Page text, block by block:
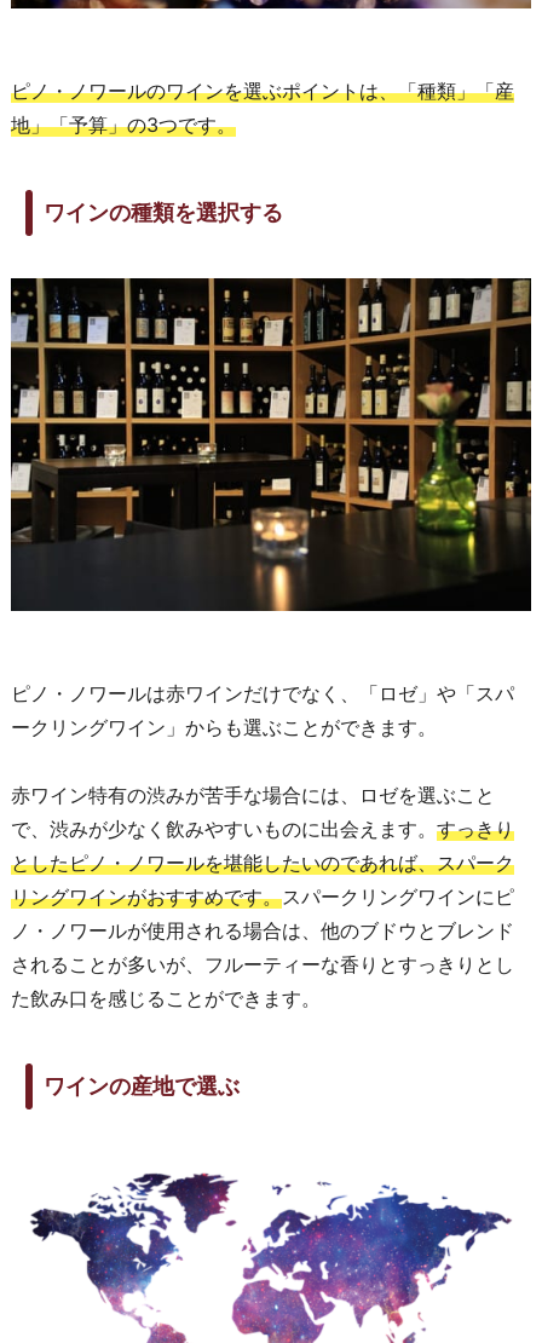
ピノ・ノワールのワインを選ぶポイントは、「種類」「産
地」「予算」の3つです。
ワインの種類を選択する
ピノ・ノワールは赤ワインだけでなく、「ロゼ」や「スパ
ークリングワイン」からも選ぶことができます。
赤ワイン特有の渋みが苦手な場合には、ロゼを選ぶこと
で、渋みが少なく飲みやすいものに出会えます。 すっきり
としたピノ・ノワールを堪能したいのであれば、スパーク
リングワインがおすすめです。スパークリングワインにピ
ノ・ノワールが使用される場合は、他のブドウとブレンド
されることが多いが、フルーティーな香りとすっきりとし
た飲み口を感じることができます。
ワインの産地で選ぶ